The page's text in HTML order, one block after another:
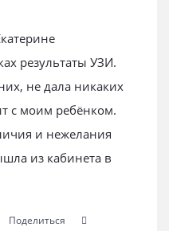
результаты УЗИ.
не дала никаких
с моим ребёнком.
и нежелания
из кабинета в
Поделиться